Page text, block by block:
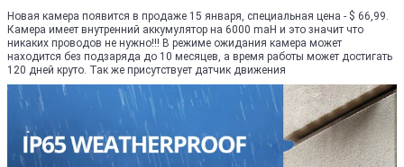
Новая камера появится в продаже 15 января, специальная цена - $ 66,99.
Камера имеет внутренний аккумулятор на 6000 maH и это значит что
никаких проводов не нужно!!! В режиме ожидания камера может
находится без подзаряда до 10 месяцев, а время работы может достигать
120 дней круто. Так же присутствует датчик движения